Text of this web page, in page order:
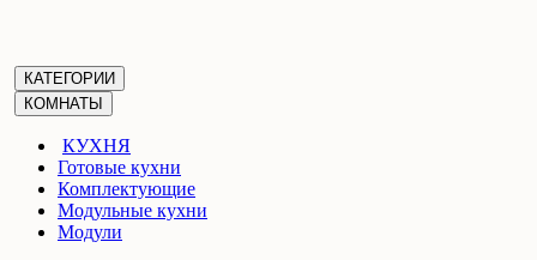
КАТЕГОРИИ
КОМНАТЫ
КУХНЯ
Готовые кухни
Комплектующие
Модульные кухни
Модули